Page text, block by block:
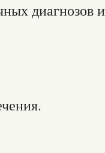
диагнозов